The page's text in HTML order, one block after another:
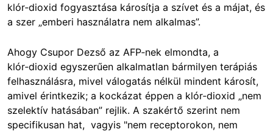
klór‑dioxid fogyasztása károsítja a szívet és a májat, és
a szer „emberi használatra nem alkalmas”.
Ahogy Csupor Dezső az AFP‑nek elmondta, a
klór‑dioxid egyszerűen alkalmatlan bármilyen terápiás
felhasználásra, mivel válogatás nélkül mindent károsít,
amivel érintkezik; a kockázat éppen a klór‑dioxid „nem
szelektív hatásában” rejlik. A szakértő szerint nem
specifikusan hat, vagyis "nem receptorokon, nem